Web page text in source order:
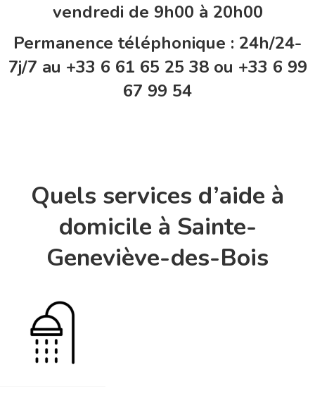
vendredi de 9h00 à 20h00
Permanence téléphonique : 24h/24-
7j/7 au +33 6 61 65 25 38 ou +33 6 99
67 99 54
Quels services d’aide à
domicile à Sainte-
Geneviève-des-Bois